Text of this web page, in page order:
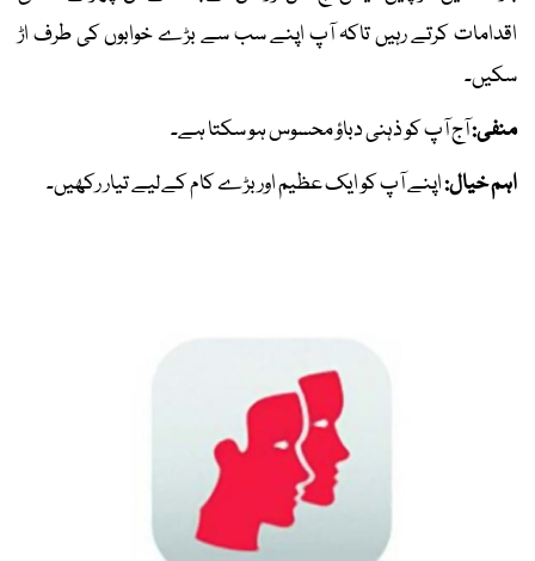
اقدامات کرتے رہیں تاکہ آپ اپنے سب سے بڑے خوابوں کی طرف اڑ
سکیں۔
منفی:آج آپ کو ذہنی دباؤ محسوس ہو سکتا ہے۔
اہم خیال:اپنے آپ کو ایک عظیم اور بڑے کام کےلیے تیار رکھیں۔